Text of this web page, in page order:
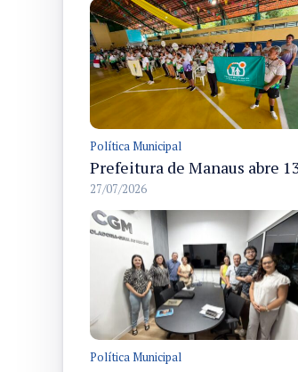
Política Municipal
27/07/2026
Política Municipal